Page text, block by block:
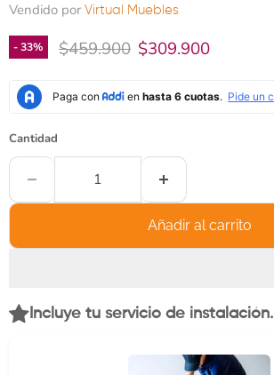
Vendido por Virtual Muebles
-33% Precio original
$459.900 Precio actual
$309.900
Cantidad
Añadir al carrito
Incluye tu servicio de instalación.